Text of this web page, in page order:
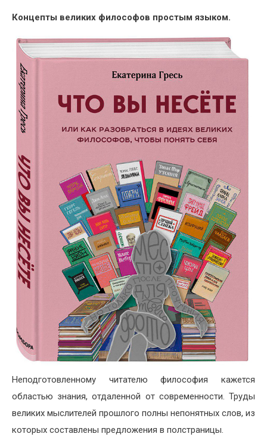
Концепты великих философов простым языком.
Неподготовленному читателю философия кажется
областью знания, отдаленной от современности. Труды
великих мыслителей прошлого полны непонятных слов, из
которых составлены предложения в полстраницы.